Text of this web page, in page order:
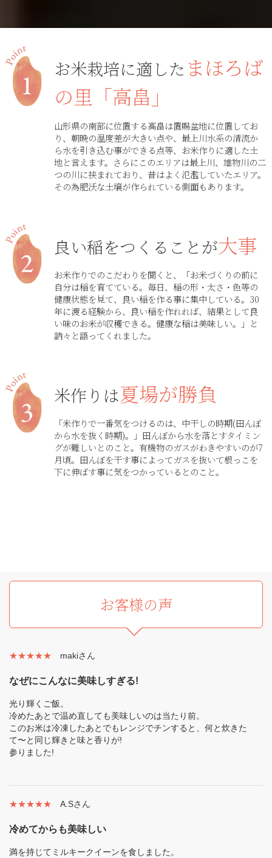
お米栽培に適した まほろば
の里「高畠」
山形県の南部に位置する高畠は置賜盆地に位置してお
り、朝晩の温度差が大きい点や、最上川水系の清流か
ら水を引き込む事ができる点等、お米作りに適した土
地と言えます。さらにこのエリアは最上川、雄物川の二
つの川に挟まれており、昔はよく氾濫していたエリア。
その為肥沃な土壌が作られている側面もあります。
良い稲をつくることが大事
お米作りでのこだわりを聞くと、「お米づくりの前に
自分は稲を育てている。毎日、稲の形・太さ・色等の
健康状態を見て、良い稲を作る事に集中している。30
年に渡る経験から、良い稲を作れれば、結果として良
い味のお米が収穫できる。健康な稲は美味しい。」と
訥々と語ってくれました。
米作りは夏場が勝負
「米作りで一番気をつけるのは、中干しの時期(田んぼ
から水を抜く時期)。」田んぼから水を落とすタイミン
グが難しいとのこと。有機物のガスがわきやすいのが7
月頃。田んぼを干す事によってガスを抜いて根っこを
下に伸ばす事に気をつかっているとのこと。
お客様の声
★★★★★ makiさん
なぜにこんなに美味しすぎる!
光り輝くご飯。
冷めたあとで温め直しても美味しいのは当たり前。
このお米は冷凍したあとでもレンジでチンすると、何と炊きた
て〜と同じ輝きと味と香りが!
参りました!
★★★★★ A.Sさん
冷めてからも美味しい
満を持じてミルキークイーンを食しました。